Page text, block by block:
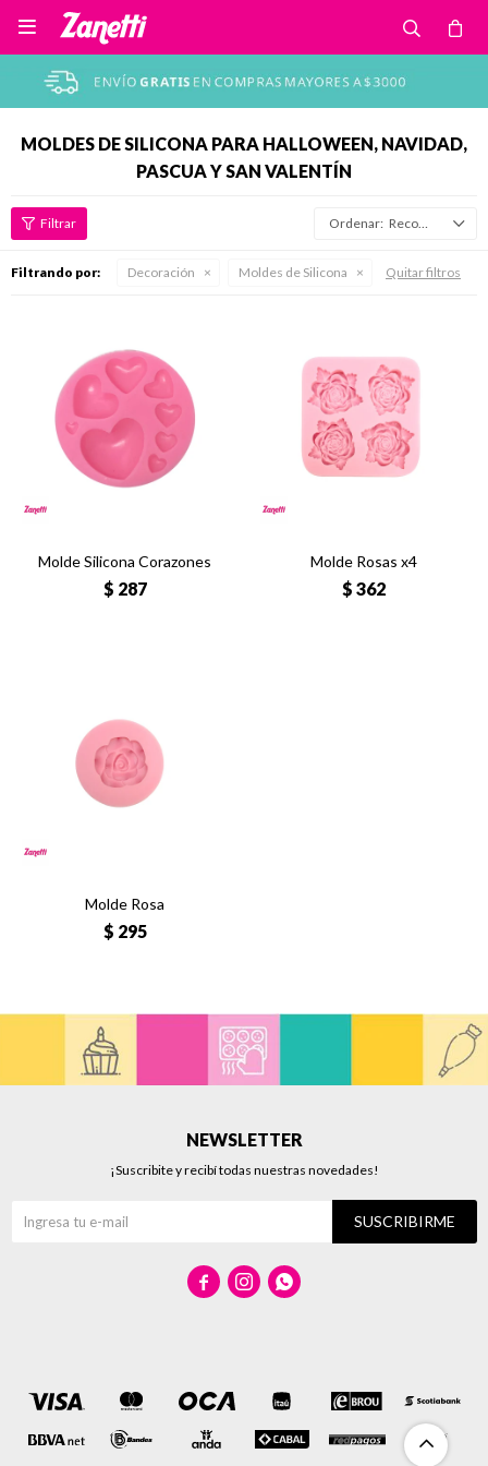

MOLDES DE SILICONA PARA HALLOWEEN, NAVIDAD,
PASCUA Y SAN VALENTÍN
Recomendados
Filtrando por: Decoración Moldes de Silicona Quitar filtros
Molde Silicona Corazones
$ 287
Molde Rosas x4
$ 362
Molde Rosa
$ 295
NEWSLETTER
¡Suscribite y recibí todas nuestras novedades!
SUSCRIBIRME
  